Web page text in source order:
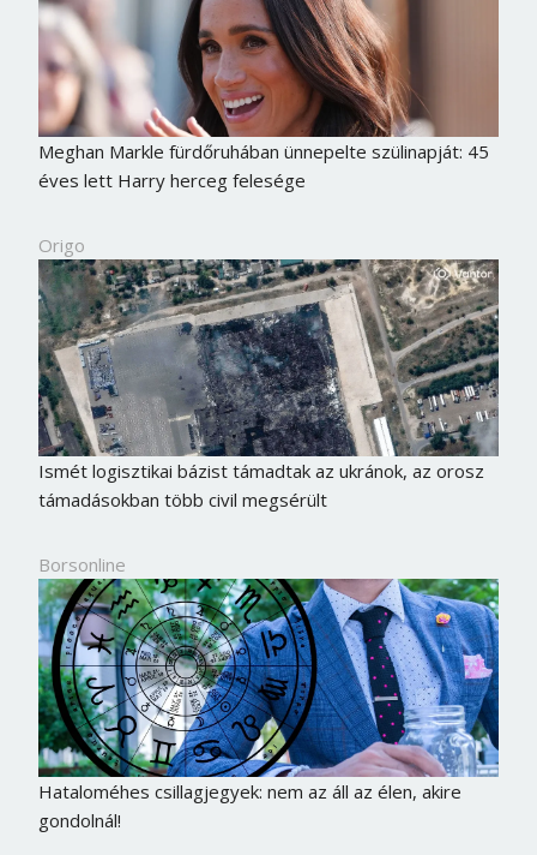
Meghan Markle fürdőruhában ünnepelte szülinapját: 45
éves lett Harry herceg felesége
Origo
Ismét logisztikai bázist támadtak az ukránok, az orosz
támadásokban több civil megsérült
Borsonline
Hataloméhes csillagjegyek: nem az áll az élen, akire
gondolnál!